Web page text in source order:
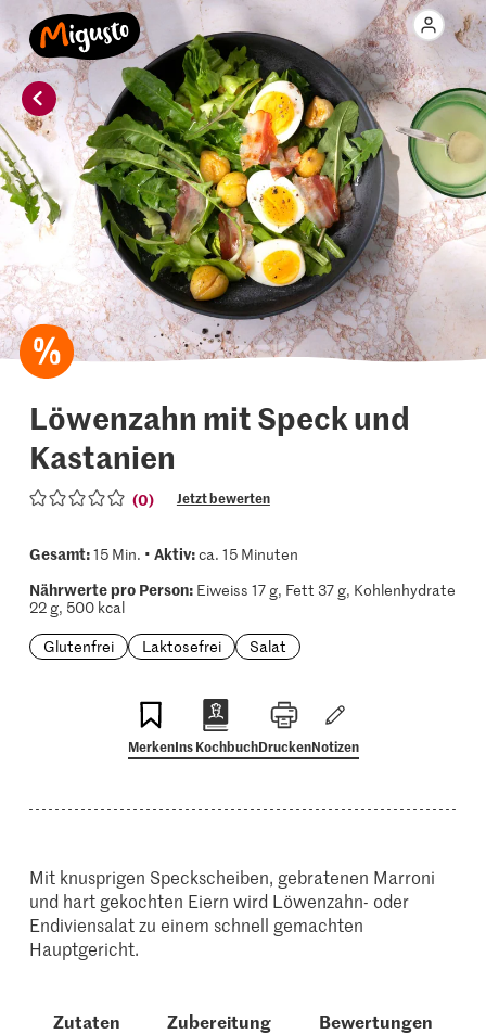
Löwenzahn mit Speck und
Kastanien
(0) Jetzt bewerten
Gesamt:15 Min. • Aktiv:ca. 15 Minuten
Nährwerte pro Person:Eiweiss 17 g, Fett 37 g, Kohlenhydrate
22 g, 500 kcal
Glutenfrei
Laktosefrei Salat
MerkenIns KochbuchDruckenNotizen
Mit knusprigen Speckscheiben, gebratenen Marroni
und hart gekochten Eiern wird Löwenzahn- oder
Endiviensalat zu einem schnell gemachten
Hauptgericht.
Zutaten Zubereitung Bewertungen